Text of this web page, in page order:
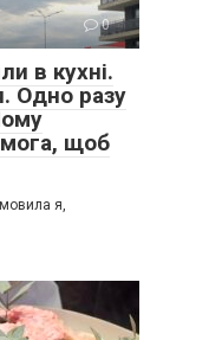
0
в кухні.
Одно разу
щоб
я,